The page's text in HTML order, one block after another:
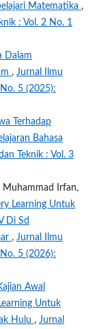
Matematika ,
: Vol. 2 No. 1
Dalam
, Jurnal Ilmu
5 (2025):
Terhadap
Bahasa
Teknik : Vol. 3
Muhammad Irfan,
Learning Untuk
Di Sd
, Jurnal Ilmu
5 (2026):
Awal
Untuk
Hulu , Jurnal